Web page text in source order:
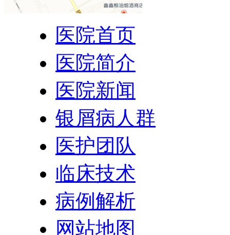
医院首页
医院简介
医院新闻
银屑病人群
医护团队
临床技术
病例解析
网站地图